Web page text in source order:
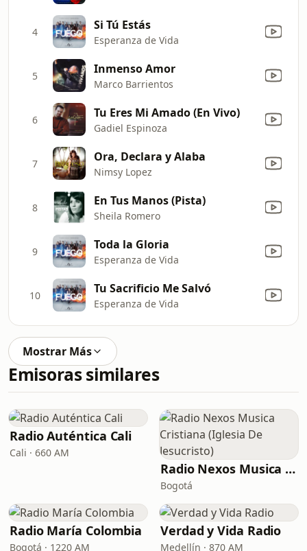
4 Si Tú Estás
Esperanza de Vida
5 Inmenso Amor
Marco Barrientos
6 Tu Eres Mi Amado (En Vivo)
Gadiel Espinoza
7 Ora, Declara y Alaba
Nimsy Lopez
8 En Tus Manos (Pista)
Sheila Romero
9 Toda la Gloria
Esperanza de Vida
10 Tu Sacrificio Me Salvó
Esperanza de Vida
Mostrar Más
Emisoras similares
Radio Auténtica Cali
Cali · 660 AM
Radio Nexos Musica Cristiana (Iglesia De Jesucristo)
Bogotá
Radio María Colombia
Bogotá · 1220 AM
Verdad y Vida Radio
Medellín · 870 AM